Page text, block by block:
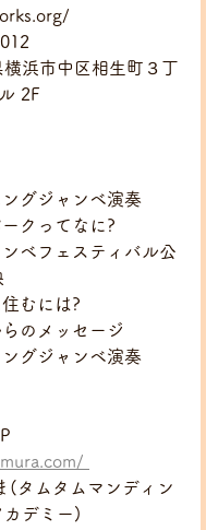
市中区相生町３丁
2F
グジャンベ演奏
クってなに?
ベフェスティバル公
むには?
のメッセージ
グジャンベ演奏
(タムタムマンディン
カデミー)